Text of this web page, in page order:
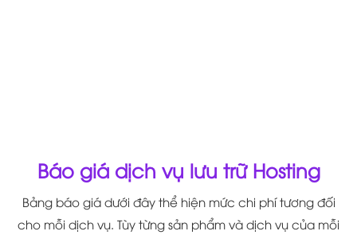
Báo giá dịch vụ lưu trữ Hosting
Bảng báo giá dưới đây thể hiện mức chi phí tương đối
cho mỗi dịch vụ. Tùy từng sản phẩm và dịch vụ của mỗi